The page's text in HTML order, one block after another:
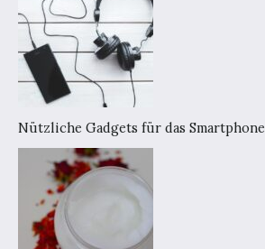
Nützliche Gadgets für das Smartphone